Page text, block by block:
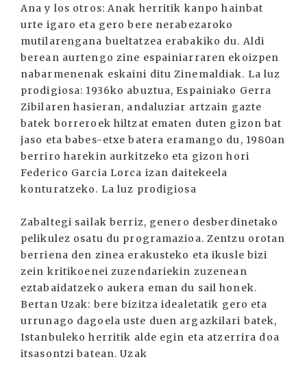
Ana y los otros: Anak herritik kanpo hainbat
urte igaro eta gero bere nerabezaroko
mutilarengana bueltatzea erabakiko du. Aldi
berean aurtengo zine espainiarraren ekoizpen
nabarmenenak eskaini ditu Zinemaldiak. La luz
prodigiosa: 1936ko abuztua, Espainiako Gerra
Zibilaren hasieran, andaluziar artzain gazte
batek borreroek hiltzat ematen duten gizon bat
jaso eta babes-etxe batera eramango du, 1980an
berriro harekin aurkitzeko eta gizon hori
Federico Garcia Lorca izan daitekeela
konturatzeko. La luz prodigiosa
Zabaltegi sailak berriz, genero desberdinetako
pelikulez osatu du programazioa. Zentzu orotan
berriena den zinea erakusteko eta ikusle bizi
zein kritikoenei zuzendariekin zuzenean
eztabaidatzeko aukera eman du sail honek.
Bertan Uzak: bere bizitza idealetatik gero eta
urrunago dagoela uste duen argazkilari batek,
Istanbuleko herritik alde egin eta atzerrira doa
itsasontzi batean. Uzak